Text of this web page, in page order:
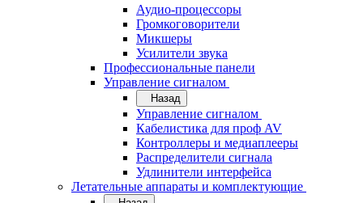
Аудио-процессоры
Громкоговорители
Микшеры
Усилители звука
Профессиональные панели
Управление сигналом
Назад
Управление сигналом
Кабелистика для проф AV
Контроллеры и медиаплееры
Распределители сигнала
Удлинители интерфейса
Летательные аппараты и комплектующие